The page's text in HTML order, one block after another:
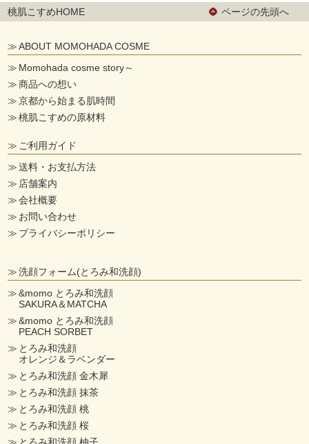
桃肌こすめHOME ページの先頭へ
ABOUT MOMOHADA COSME
Momohada cosme story～
商品への想い
京都から始まる肌時間
桃肌こすめの原材料
ご利用ガイド
送料・お支払方法
店舗案内
会社概要
お問い合わせ
プライバシーポリシー
洗顔フォーム(とろみ和洗顔)
&momo とろみ和洗顔
SAKURA＆MATCHA
&momo とろみ和洗顔
PEACH SORBET
とろみ和洗顔
オレンジ＆ラベンダー
とろみ和洗顔 金木犀
とろみ和洗顔 抹茶
とろみ和洗顔 桃
とろみ和洗顔 桜